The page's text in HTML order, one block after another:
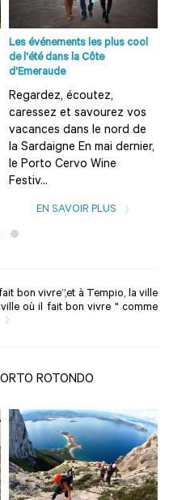
Les événements les plus cool
de l'été dans la Côte
d'Emeraude
Regardez, écoutez,
caressez et savourez vos
vacances dans le nord de
la Sardaigne En mai dernier,
le Porto Cervo Wine
Festiv...
EN SAVOIR PLUS
bon vivre”,et à Tempio, la ville
où il fait bon vivre " comme
ROTONDO